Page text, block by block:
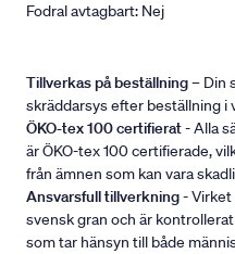
Fodral avtagbart: Nej
Tillverkas på beställning– Din
skräddarsys efter beställning i
ÖKO-tex 100 certifierat- Alla
är ÖKO-tex 100 certifierade,
från ämnen som kan vara
Ansvarsfull tillverkning- Virket
svensk gran och är
som tar hänsyn till både